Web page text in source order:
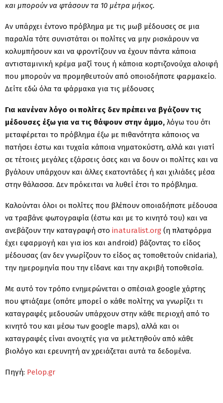
και μπορούν να φτάσουν τα 10 μέτρα μήκος.
Αν υπάρχει έντονο πρόβλημα με τις μωβ μέδουσες σε μια
παραλία τότε συνιστάται οι πολίτες να μην ρισκάρουν να
κολυμπήσουν και να φροντίζουν να έχουν πάντα κάποια
αντισταμινική κρέμα μαζί τους ή κάποια κορτιζονούχα αλοιφή
που μπορούν να προμηθευτούν από οποιοδήποτε φαρμακείο.
Δείτε εδώ όλα τα φάρμακα για τις μέδουσες
​Για κανέναν λόγο οι πολίτες δεν πρέπει να βγάζουν τις
μέδουσες έξω για να τις θάψουν στην άμμο, λόγω του ότι
μεταφέρεται το πρόβλημα έξω με πιθανότητα κάποιος να
πατήσει έστω και τυχαία κάποια νηματοκύστη, αλλά και γιατί
σε τέτοιες μεγάλες εξάρσεις όσες και να δουν οι πολίτες και να
βγάλουν υπάρχουν και άλλες εκατοντάδες ή και χιλιάδες μέσα
στην θάλασσα. Δεν πρόκειται να λυθεί έτσι το πρόβλημα.
Καλούνται όλοι οι πολίτες που βλέπουν οποιαδήποτε μέδουσα
να τραβάνε φωτογραφία (έστω και με το κινητό του) και να
ανεβάζουν την καταγραφή στο inaturalist.org (η πλατφόρμα
έχει εφαρμογή και για ios και android) βάζοντας το είδος
μέδουσας (αν δεν γνωρίζουν το είδος ας τοποθετούν cnidaria),
την ημερομηνία που την είδανε και την ακριβή τοποθεσία.
Με αυτό τον τρόπο ενημερώνεται ο σπέσιαλ google χάρτης
που φτιάξαμε (οπότε μπορεί ο κάθε πολίτης να γνωρίζει τι
καταγραφές μεδουσών υπάρχουν στην κάθε περιοχή από το
κινητό του και μέσω των google maps), αλλά και οι
καταγραφές είναι ανοιχτές για να μελετηθούν από κάθε
βιολόγο και ερευνητή αν χρειάζεται αυτά τα δεδομένα.
Πηγή: Pelop.gr